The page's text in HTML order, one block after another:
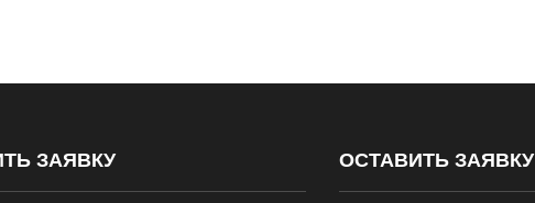
ЗАЯВКУ ОСТАВИТЬ ЗАЯВКУ